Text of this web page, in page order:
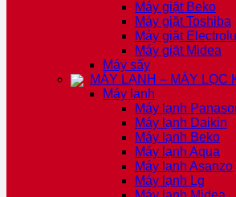
Máy giặt Beko
Máy giặt Toshiba
Máy giặt
Máy giặt Midea
Máy sấy
MÁY LẠNH – MÁY LỌC
Máy lạnh
Máy lạnh
Máy lạnh Daikin
Máy lạnh Beko
Máy lạnh Aqua
Máy lạnh Asanzo
Máy lạnh Lg